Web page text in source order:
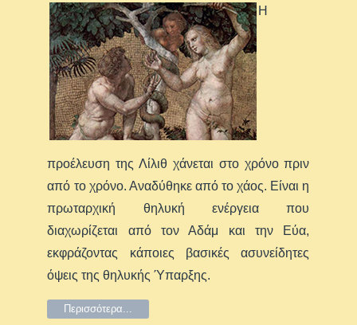
Η
προέλευση της Λίλιθ χάνεται στο χρόνο πριν
από το χρόνο. Αναδύθηκε από το χάος. Είναι η
πρωταρχική θηλυκή ενέργεια που
διαχωρίζεται από τον Αδάμ και την Εύα,
εκφράζοντας κάποιες βασικές ασυνείδητες
όψεις της θηλυκής Ύπαρξης.
Περισσότερα...